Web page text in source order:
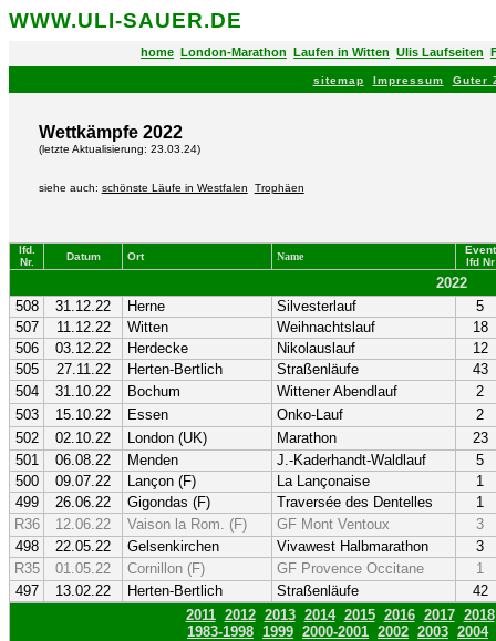
WWW.ULI-SAUER.DE
home London-Marathon Laufen in Witten Ulis Laufseiten
sitemap Impressum Guter
Wettkämpfe 2022
(letzte Aktualisierung: 23.03.24)
siehe auch: schönste Läufe in Westfalen Trophäen
lfd.
Nr.
Datum Ort Name
Event
lfd Nr
2022
508
31.12.22 Herne Silvesterlauf
5
507
11.12.22 Witten Weihnachtslauf
18
506
03.12.22 Herdecke Nikolauslauf
12
505
27.11.22 Herten-Bertlich Straßenläufe
43
504
31.10.22 Bochum Wittener Abendlauf
2
503
15.10.22 Essen Onko-Lauf
2
502
02.10.22 London (UK) Marathon
23
501
06.08.22 Menden J.-Kaderhandt-Waldlauf
5
500
09.07.22 Lançon (F) La Lançonaise
1
499
26.06.22 Gigondas (F) Traversée des Dentelles
1
R36
12.06.22 Vaison la Rom. (F) GF Mont Ventoux
3
498
22.05.22 Gelsenkirchen Vivawest Halbmarathon
3
R35
01.05.22 Cornillon (F) GF Provence Occitane
1
497
13.02.22 Herten-Bertlich Straßenläufe
42
2011 2012 2013 2014 2015 2016 2017 2018
1983-1998 1999 2000-2001 2002 2003 2004